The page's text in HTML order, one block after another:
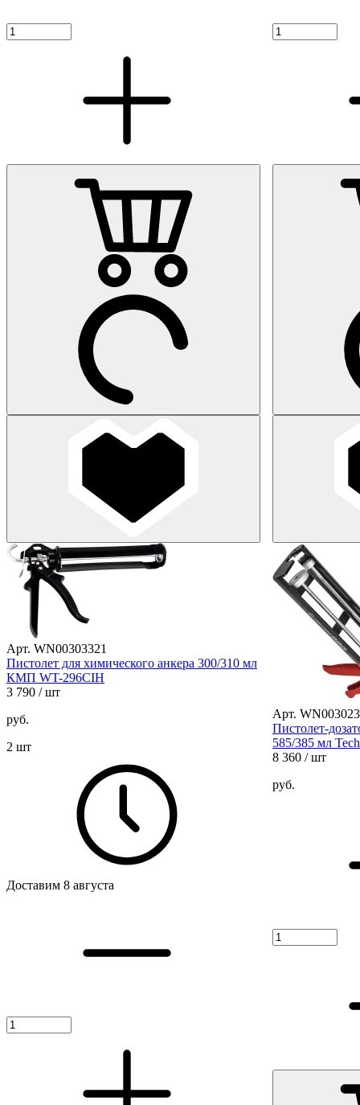
Арт. WN00303321
Пистолет для химического анкера 300/310 мл
КМП WT-296CIH
3 790 / шт
руб.
2 шт
Доставим 8 августа
Арт.
Пистолет-
585/385 мл
8 360 / шт
руб.